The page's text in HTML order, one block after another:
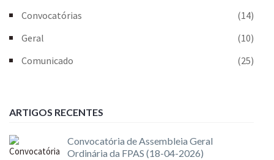
Convocatórias
(14)
Geral
(10)
Comunicado
(25)
ARTIGOS RECENTES
Convocatória de Assembleia Geral
Ordinária da FPAS (18-04-2026)